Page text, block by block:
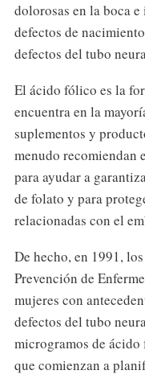
dolorosas en la boca
defectos de
defectos del tubo
El ácido fólico es la
encuentra en la
suplementos y
menudo recomiendan
para ayudar a
de folato y para
relacionadas con el
De hecho, en 1991,
Prevención de
mujeres con
defectos del tubo
microgramos de
que comienzan a